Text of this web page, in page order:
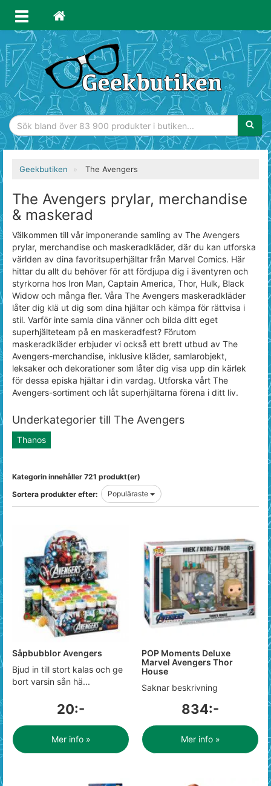
Geekbutiken The Avengers
The Avengers prylar, merchandise
& maskerad
Välkommen till vår imponerande samling av The Avengers
prylar, merchandise och maskeradkläder, där du kan utforska
världen av dina favoritsuperhjältar från Marvel Comics. Här
hittar du allt du behöver för att fördjupa dig i äventyren och
styrkorna hos Iron Man, Captain America, Thor, Hulk, Black
Widow och många fler. Våra The Avengers maskeradkläder
låter dig klä ut dig som dina hjältar och kämpa för rättvisa i
stil. Varför inte samla dina vänner och bilda ditt eget
superhjälteteam på en maskeradfest? Förutom
maskeradkläder erbjuder vi också ett brett utbud av The
Avengers-merchandise, inklusive kläder, samlarobjekt,
leksaker och dekorationer som låter dig visa upp din kärlek
för dessa episka hjältar i din vardag. Utforska vårt The
Avengers-sortiment och låt superhjältarna förena i ditt liv.
Underkategorier till The Avengers
Thanos
Kategorin innehåller 721 produkt(er)
Sortera produkter efter:
Populäraste
Såpbubblor Avengers
Bjud in till stort kalas och ge
bort varsin sån hä...
20:-
Mer info »
POP Moments Deluxe
Marvel Avengers Thor
House
Saknar beskrivning
834:-
Mer info »